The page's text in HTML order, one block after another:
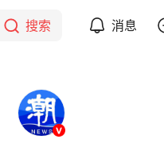
搜索 消息